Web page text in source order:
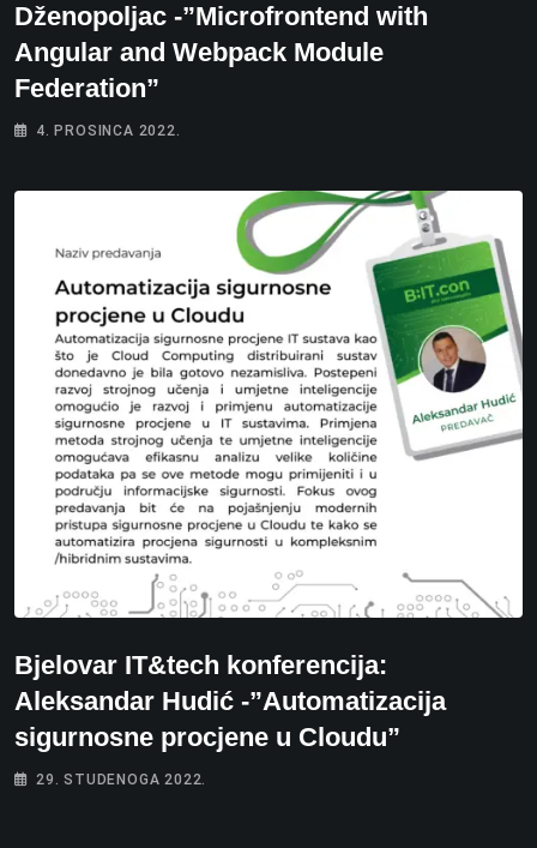
Dženopoljac -”Microfrontend with
Angular and Webpack Module
Federation”
4. PROSINCA 2022.
Bjelovar IT&tech konferencija:
Aleksandar Hudić -”Automatizacija
sigurnosne procjene u Cloudu”
29. STUDENOGA 2022.